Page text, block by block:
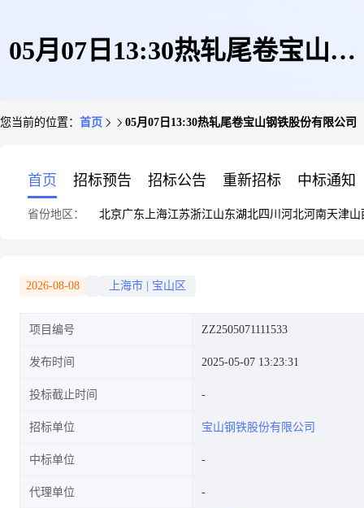
05月07日13:30热轧尾卷宝山钢
您当前的位置： 首页 05月07日13:30热轧尾卷宝山钢铁股份有限公司
首页 招标预告 招标公告 重新招标 中标通知
省份地区： 北京广东 上海江苏浙江山东湖北四川 河北河南天津山
2026-08-08 上海市 宝山区
项目编号 ZZ2505071111533
发布时间 2025-05-07 13:23:31
投标截止时间
招标单位 宝山钢铁股份有限公司
中标单位
代理单位